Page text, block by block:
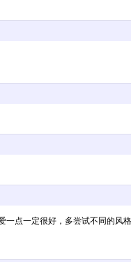
点一定很好，多尝试不同的风